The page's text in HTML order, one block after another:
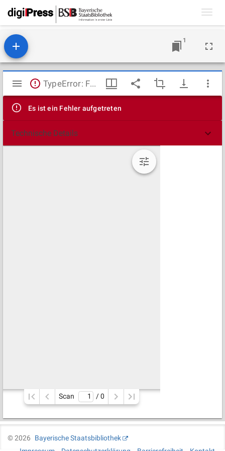
1
Mirador
Viewer
TypeError: Failed to fetch
Es ist ein Fehler aufgetreten
Technische Details
Scan / 0
©2026
Bayerische Staatsbibliothek